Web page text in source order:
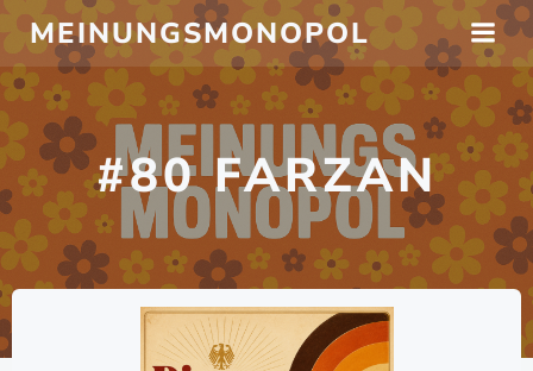
Zum
Inhalt
springen
MEINUNGSMONOPOL
#80 FARZAN